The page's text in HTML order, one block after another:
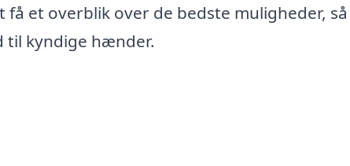
et overblik over de bedste muligheder,
til kyndige hænder.